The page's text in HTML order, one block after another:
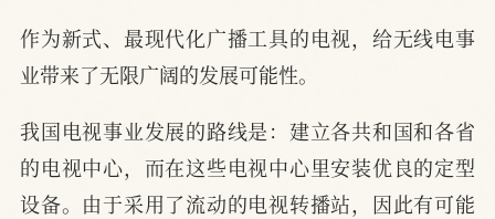
作为新式、最现代化广播工具的电视，给无线电事
业带来了无限广阔的发展可能性。
我国电视事业发展的路线是：建立各共和国和各省
的电视中心，而在这些电视中心里安装优良的定型
设备。由于采用了流动的电视转播站，因此有可能